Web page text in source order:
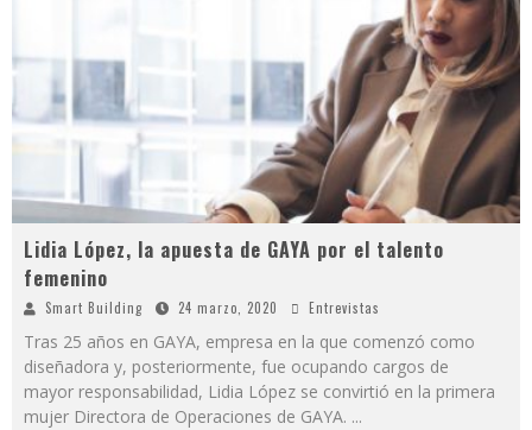
Lidia López, la apuesta de GAYA por el talento
femenino
Smart Building 24 marzo, 2020 Entrevistas
Tras 25 años en GAYA, empresa en la que comenzó como
diseñadora y, posteriormente, fue ocupando cargos de
mayor responsabilidad, Lidia López se convirtió en la primera
mujer Directora de Operaciones de GAYA. ...